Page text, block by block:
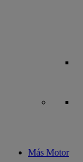
Más Motor